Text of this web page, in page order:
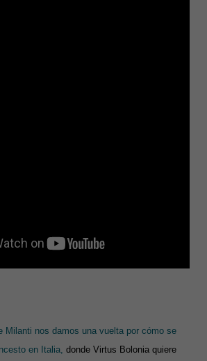
Milanti nos damos una vuelta por cómo se
en Italia, donde Virtus Bolonia quiere